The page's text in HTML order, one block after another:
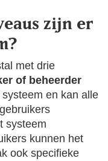
zijn er
met drie
of beheerder
en kan alle
systeem
kunnen het
ook specifieke